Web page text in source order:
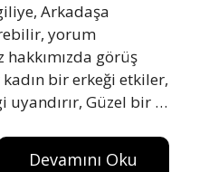
Arkadaşa
yorum
görüş
bir erkeği etkiler,
uyandırır, Güzel bir …
Devamını Oku